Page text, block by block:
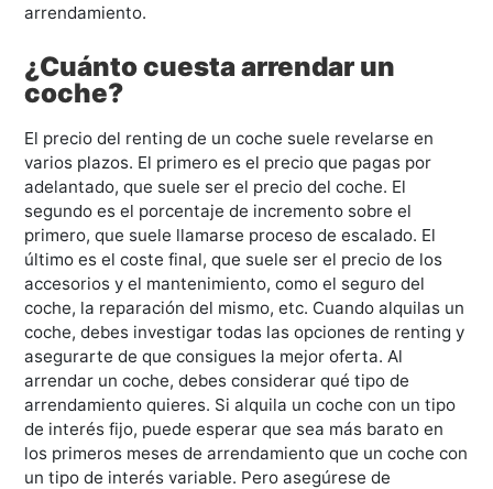
arrendamiento.
¿Cuánto cuesta arrendar un
coche?
El precio del renting de un coche suele revelarse en
varios plazos. El primero es el precio que pagas por
adelantado, que suele ser el precio del coche. El
segundo es el porcentaje de incremento sobre el
primero, que suele llamarse proceso de escalado. El
último es el coste final, que suele ser el precio de los
accesorios y el mantenimiento, como el seguro del
coche, la reparación del mismo, etc. Cuando alquilas un
coche, debes investigar todas las opciones de renting y
asegurarte de que consigues la mejor oferta. Al
arrendar un coche, debes considerar qué tipo de
arrendamiento quieres. Si alquila un coche con un tipo
de interés fijo, puede esperar que sea más barato en
los primeros meses de arrendamiento que un coche con
un tipo de interés variable. Pero asegúrese de